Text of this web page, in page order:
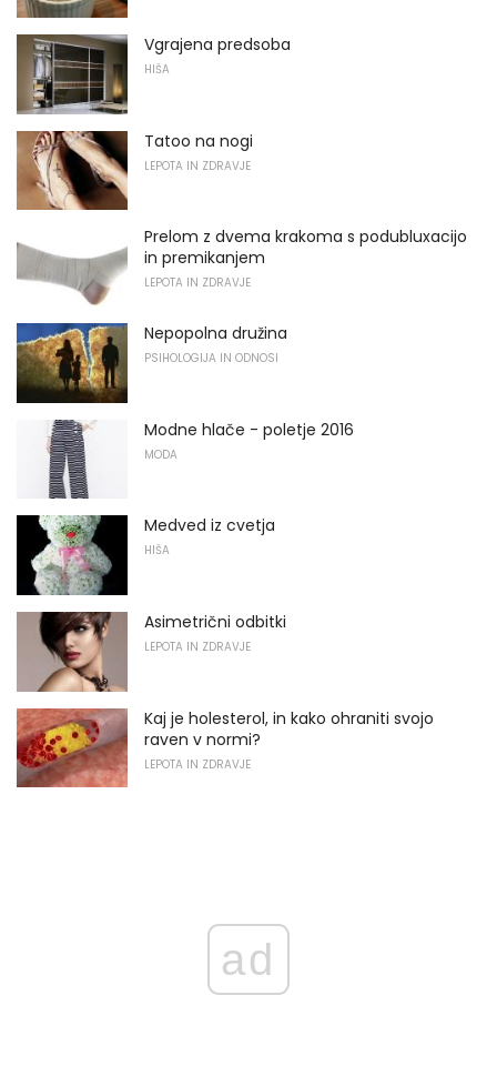
Vgrajena predsoba
HIŠA
Tatoo na nogi
LEPOTA IN ZDRAVJE
Prelom z dvema krakoma s podubluxacijo
in premikanjem
LEPOTA IN ZDRAVJE
Nepopolna družina
PSIHOLOGIJA IN ODNOSI
Modne hlače - poletje 2016
MODA
Medved iz cvetja
HIŠA
Asimetrični odbitki
LEPOTA IN ZDRAVJE
Kaj je holesterol, in kako ohraniti svojo
raven v normi?
LEPOTA IN ZDRAVJE
ad